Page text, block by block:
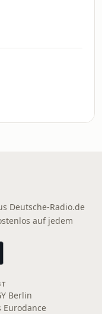
Deutsche-Radio.de
auf jedem
Berlin
Eurodance